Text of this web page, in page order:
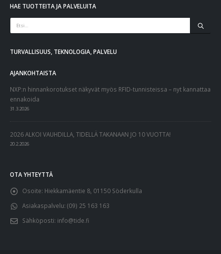
HAE TUOTTEITA JA PALVELUITA
TURVALLISUUS, TEKNOLOGIA, PALVELU
AJANKOHTAISTA
NXP:n hinnankorotukset näkyvät myös RFID-tunnisteissa – nyt kannattaa
ennakoida
31.3.2026
2026 ALKOI VAUHDILLA, TIDELLÄ TAKANAAN JO 10 VUOTTA!
20.2.2026
OTA YHTEYTTÄ
Osoite: Hiekkamäentie 8, 01150 Söderkulla
Asiakaspalvelu: (09) 25 163 163
Sähköposti: info@tide.fi